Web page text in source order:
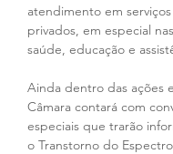
atendimento em
privados, em especial
saúde, educação e
Ainda dentro das ações
Câmara contará com
especiais que trarão
o Transtorno do